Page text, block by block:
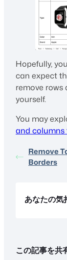
Hopefully,
can expect
remove
yourself.
You may
and columns
Remove
Borders
あなたの気
この記事を共